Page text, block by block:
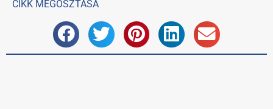
CIKK MEGOSZTÁSA